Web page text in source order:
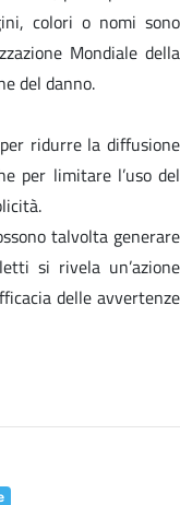
colori o nomi sono
Mondiale della
del danno.
ridurre la diffusione
per limitare l’uso del
talvolta generare
si rivela un’azione
delle avvertenze